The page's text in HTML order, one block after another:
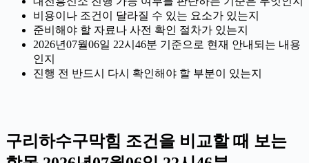
비용이나 조건이 달라질 수 있는 요소가 있는지
준비해야 할 자료나 사전 확인 절차가 있는지
2026년07월06일 22시46분 기준으로 현재 안내되는 내용
인지
진행 전 반드시 다시 확인해야 할 부분이 있는지
구리하수구막힘 조건을 비교할 때 보는